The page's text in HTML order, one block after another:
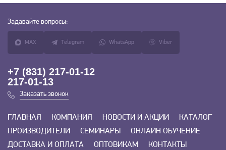
Задавайте вопросы:
MAX Telegram WhatsApp Viber
+7 (831) 217-01-12
217-01-13
Заказать звонок
ГЛАВНАЯ КОМПАНИЯ НОВОСТИ И АКЦИИ
КАТАЛОГ
ПРОИЗВОДИТЕЛИ
СЕМИНАРЫ
ОНЛАЙН ОБУЧЕНИЕ
ДОСТАВКА И ОПЛАТА
ОПТОВИКАМ
КОНТАКТЫ